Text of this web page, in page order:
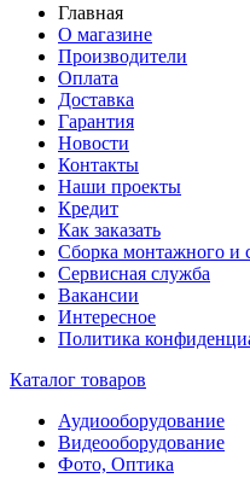
Главная
О магазине
Производители
Оплата
Доставка
Гарантия
Новости
Контакты
Наши проекты
Кредит
Как заказать
Сборка монтажного и
Сервисная служба
Вакансии
Интересное
Политика
Каталог товаров
Аудиооборудование
Видеооборудование
Фото, Оптика